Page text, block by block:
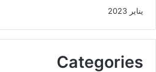
يناير 2023
Categories